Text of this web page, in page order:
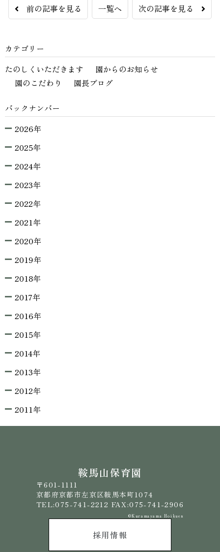
前の記事を見る 一覧へ 次の記事を見る
カテゴリー
たのしくいただきます
園からのお知らせ
園のこだわり
園長ブログ
バックナンバー
2026年
2025年
2024年
2023年
2022年
2021年
2020年
2019年
2018年
2017年
2016年
2015年
2014年
2013年
2012年
2011年
鞍馬山保育園
〒601-1111
京都府京都市左京区鞍馬本町1074
TEL:075-741-2212 FAX:075-741-2906
©️Kuramayama Hoikuen
採用情報